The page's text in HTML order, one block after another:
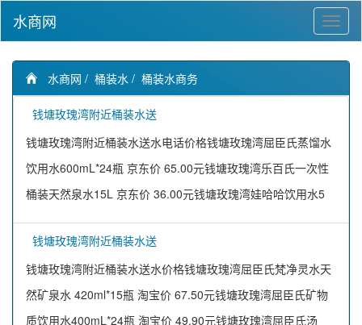
水商网
水商网 / 桶装水 / 桶装水商务
钱塘玫瑰湾附近桶装水送
钱塘玫瑰湾附近桶装水送水电话价格钱塘玫瑰湾屈臣氏蒸馏水
饮用水600mL*24瓶 京东价 65.00元钱塘玫瑰湾乐百氏一次性
桶装天然泉水15L 京东价 36.00元钱塘玫瑰湾娃哈哈饮用水5
钱塘玫瑰湾附近桶装水送
钱塘玫瑰湾附近桶装水送水价格钱塘玫瑰湾屈臣氏梵净灵水天
然矿泉水 420ml*15瓶 淘宝价 67.50元钱塘玫瑰湾屈臣氏矿物
质饮用水400mL*24瓶 淘宝价 49.90元钱塘玫瑰湾屈臣氏汤